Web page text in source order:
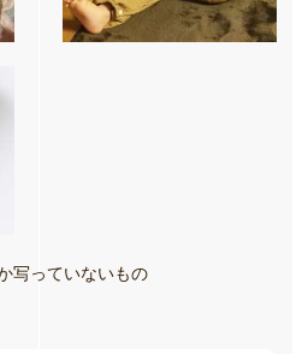
写っていないもの